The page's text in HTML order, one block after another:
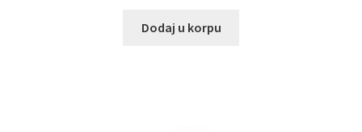
Dodaj u korpu